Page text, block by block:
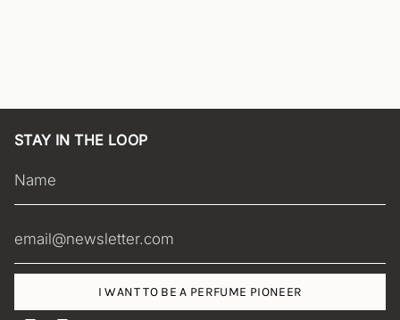
STAY IN THE LOOP
I WANT TO BE A PERFUME PIONEER